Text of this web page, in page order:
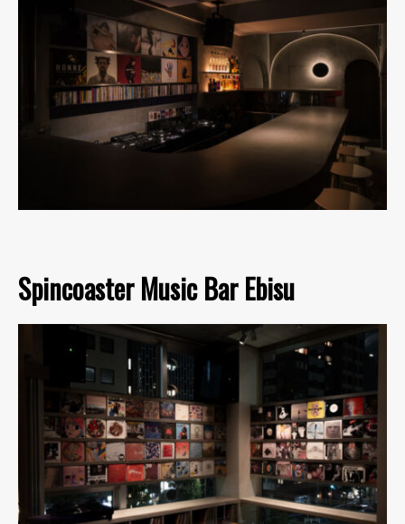
Spincoaster Music Bar Ebisu